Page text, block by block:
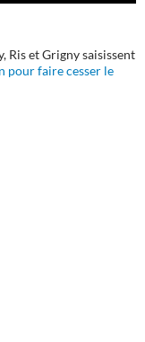
Ris et Grigny saisissent
pour faire cesser le